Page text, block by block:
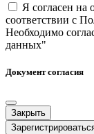
Я согласен на
соответствии с
Необходимо
данных"
Документ согласия
Закрыть